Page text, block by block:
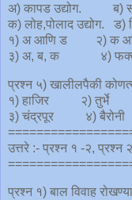
अ) कापड उद्योग. ब)
क) लोह,पोलाद उद्योग. ड)
१) अ आणि ड २) क
३) अ, ब, क ४)
प्रश्न ५) खालीलपैकी
१) हाजिर २) तुर्भे
३) चंद्रपूर ४) बैरोनी
उत्तरे :- प्रश्न १ -२, प्रश्न
प्रश्न १) बाल विवाह